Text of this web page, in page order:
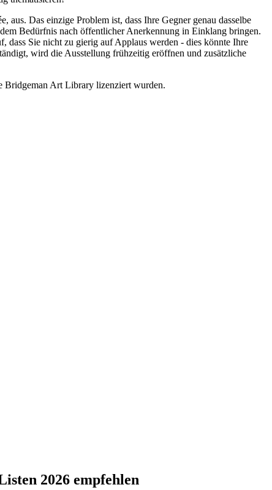
Das einzige Problem ist, dass Ihre Gegner genau dasselbe
Bedürfnis nach öffentlicher Anerkennung in Einklang bringen.
dass Sie nicht zu gierig auf Applaus werden - dies könnte Ihre
wird die Ausstellung frühzeitig eröffnen und zusätzliche
Bridgeman Art Library lizenziert wurden.
2026 empfehlen